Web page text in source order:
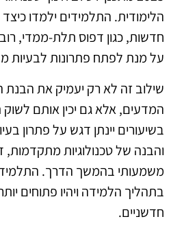
הלימודית. התלמידים ילמדו
חדשות, כגון דפוס תלת-ממדי,
על מנת לפתח פתרונות לבעיות
שילוב זה לא רק יעמיק את
המדעים, אלא גם יכין אותם
בשיעורים יינתן דגש על פתרון
והבנה של טכנולוגיות מתקדמות,
משמעותי בהמשך הדרך.
בתהליך הלמידה ויהיו פתוחים
חדשניים.